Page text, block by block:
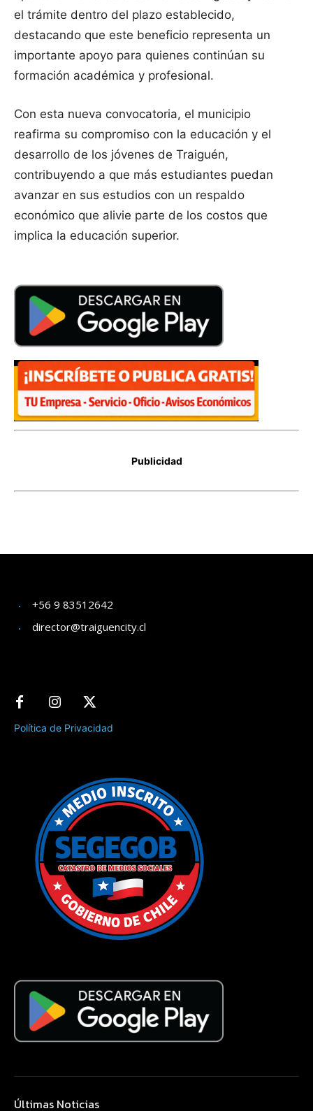
+56 9 83512642
director@traiguencity.cl
Política de Privacidad
Últimas Noticias